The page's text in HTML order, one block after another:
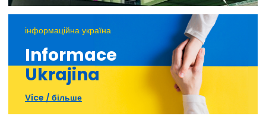
інформаційна україна
Informace
Ukrajina
Více / більше